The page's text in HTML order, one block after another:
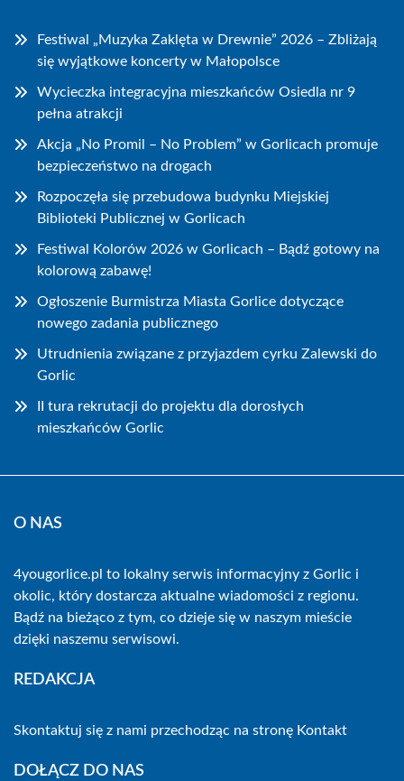
Festiwal „Muzyka Zaklęta w Drewnie” 2026 – Zbliżają
się wyjątkowe koncerty w Małopolsce
Wycieczka integracyjna mieszkańców Osiedla nr 9
pełna atrakcji
Akcja „No Promil – No Problem” w Gorlicach promuje
bezpieczeństwo na drogach
Rozpoczęła się przebudowa budynku Miejskiej
Biblioteki Publicznej w Gorlicach
Festiwal Kolorów 2026 w Gorlicach – Bądź gotowy na
kolorową zabawę!
Ogłoszenie Burmistrza Miasta Gorlice dotyczące
nowego zadania publicznego
Utrudnienia związane z przyjazdem cyrku Zalewski do
Gorlic
II tura rekrutacji do projektu dla dorosłych
mieszkańców Gorlic
O NAS
4yougorlice.pl to lokalny serwis informacyjny z Gorlic i
okolic, który dostarcza aktualne wiadomości z regionu.
Bądź na bieżąco z tym, co dzieje się w naszym mieście
dzięki naszemu serwisowi.
REDAKCJA
Skontaktuj się z nami przechodząc na stronę Kontakt
DOŁĄCZ DO NAS